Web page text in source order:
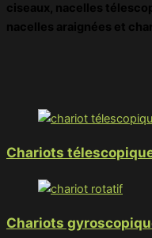
ciseaux, nacelles
nacelles araignées et
Chariots
Chariots